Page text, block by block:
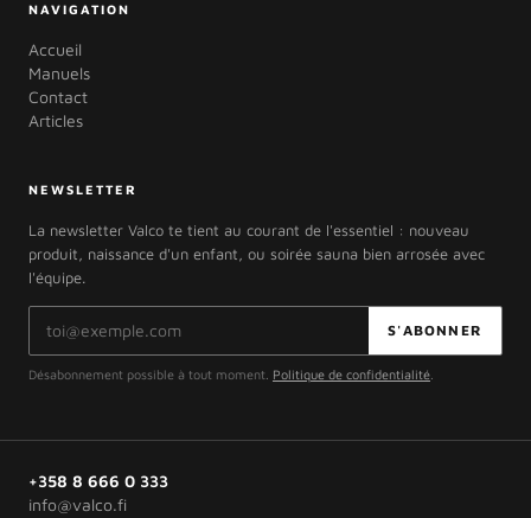
NAVIGATION
Accueil
Manuels
Contact
Articles
NEWSLETTER
La newsletter Valco te tient au courant de l'essentiel : nouveau
produit, naissance d'un enfant, ou soirée sauna bien arrosée avec
l'équipe.
Adresse e-mail S'ABONNER
Désabonnement possible à tout moment. Politique de confidentialité
+358 8 666 0 333
info@valco.fi